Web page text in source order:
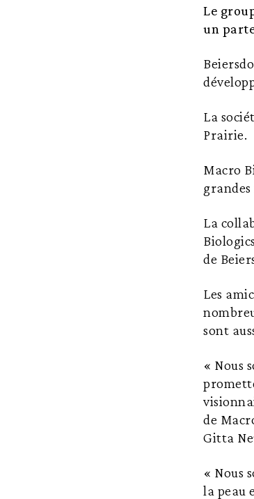
Le
un
La
Prairie.
Macro
grandes
La
de
Les
sont
« Nous
de
Gitta
« Nous
la peau